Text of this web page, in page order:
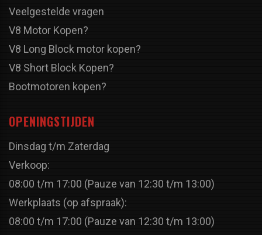
Veelgestelde vragen
V8 Motor Kopen?
V8 Long Block motor kopen?
V8 Short Block Kopen?
Bootmotoren kopen?
OPENINGSTIJDEN
Dinsdag t/m Zaterdag
Verkoop:
08:00 t/m 17:00 (Pauze van 12:30 t/m 13:00)
Werkplaats (op afspraak):
08:00 t/m 17:00 (Pauze van 12:30 t/m 13:00)